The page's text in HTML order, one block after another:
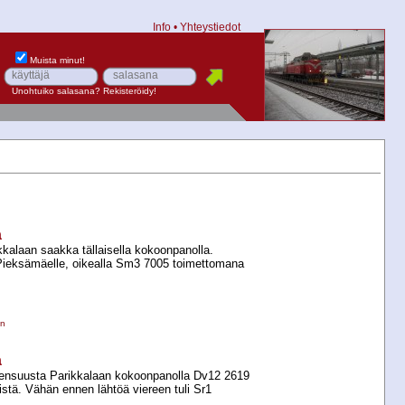
Info • Yhteystiedot
Muista minut!
Unohtuiko salasana? Rekisteröidy!
saakka tällaisella kokoonpanolla.
oikealla Sm3 7005 toimettomana
Parikkalaan kokoonpanolla Dv12 2619
Vähän ennen lähtöä viereen tuli Sr1